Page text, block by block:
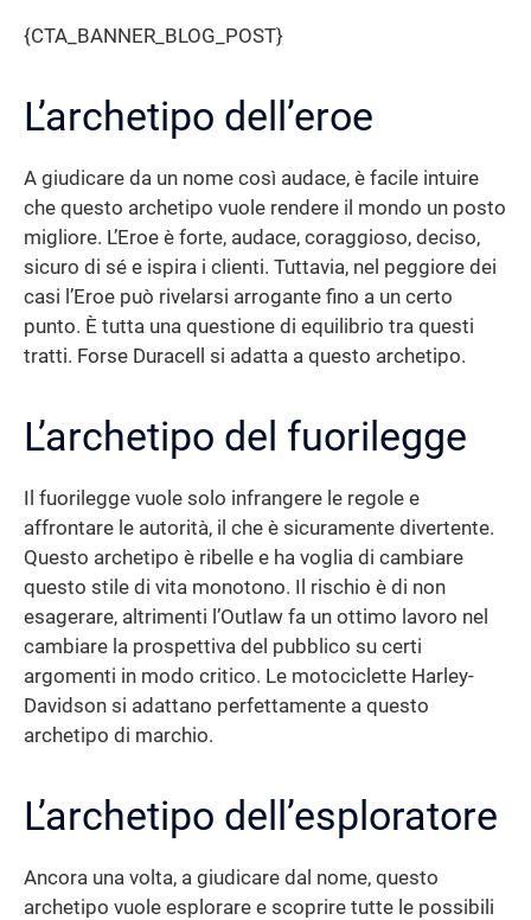
{CTA_BANNER_BLOG_POST}
L’archetipo dell’eroe
A giudicare da un nome così audace, è facile intuire
che questo archetipo vuole rendere il mondo un posto
migliore. L’Eroe è forte, audace, coraggioso, deciso,
sicuro di sé e ispira i clienti. Tuttavia, nel peggiore dei
casi l’Eroe può rivelarsi arrogante fino a un certo
punto. È tutta una questione di equilibrio tra questi
tratti. Forse Duracell si adatta a questo archetipo.
L’archetipo del fuorilegge
Il fuorilegge vuole solo infrangere le regole e
affrontare le autorità, il che è sicuramente divertente.
Questo archetipo è ribelle e ha voglia di cambiare
questo stile di vita monotono. Il rischio è di non
esagerare, altrimenti l’Outlaw fa un ottimo lavoro nel
cambiare la prospettiva del pubblico su certi
argomenti in modo critico. Le motociclette Harley-
Davidson si adattano perfettamente a questo
archetipo di marchio.
L’archetipo dell’esploratore
Ancora una volta, a giudicare dal nome, questo
archetipo vuole esplorare e scoprire tutte le possibili